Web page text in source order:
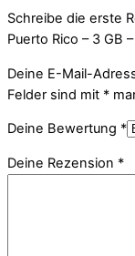
Schreibe die erste
Puerto Rico – 3 GB
Deine E-Mail-
Felder sind mit *
Deine Bewertung *
Deine Rezension *